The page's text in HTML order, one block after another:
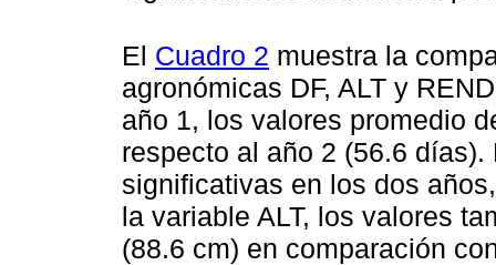
El Cuadro 2 muestra la
agronómicas DF, ALT y
año 1, los valores promedio
respecto al año 2 (56.6
significativas en los dos
la variable ALT, los valores
(88.6 cm) en comparación